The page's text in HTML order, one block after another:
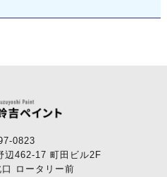
0823
辺462-17 町田ビル2F
ロータリー前